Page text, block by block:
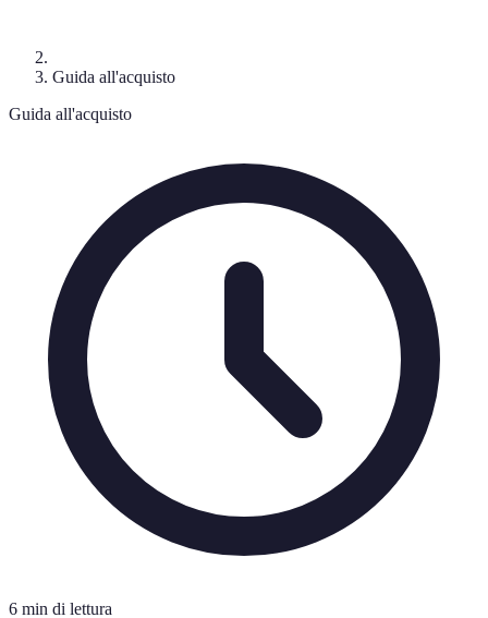
Guida all'acquisto
Guida all'acquisto
6 min di lettura